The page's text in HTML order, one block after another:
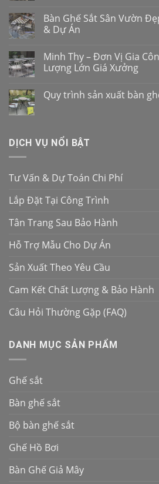
Bàn Ghế Sắt Sân Vườn
& Dự Án
Minh Thy – Đơn Vị Gia
Lượng Lớn Giá Xưởng
Quy trình sản xuất bàn
DỊCH VỤ NỔI BẬT
Tư Vấn & Dự Toán Chi Phí
Lắp Đặt Tại Công Trình
Tân Trang Sau Bảo Hành
Hỗ Trợ Mẫu Cho Dự Án
Sản Xuất Theo Yêu Cầu
Cam Kết Chất Lượng & Bảo Hành
Câu Hỏi Thường Gặp (FAQ)
DANH MỤC SẢN PHẨM
Ghế sắt
Bàn ghế sắt
Bộ bàn ghế sắt
Ghế Hồ Bơi
Bàn Ghế Giả Mây